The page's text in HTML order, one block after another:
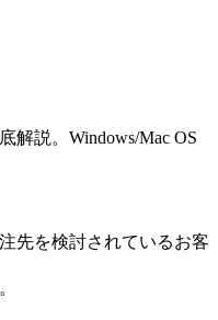
解説。Windows/Mac OS
先を検討されているお客